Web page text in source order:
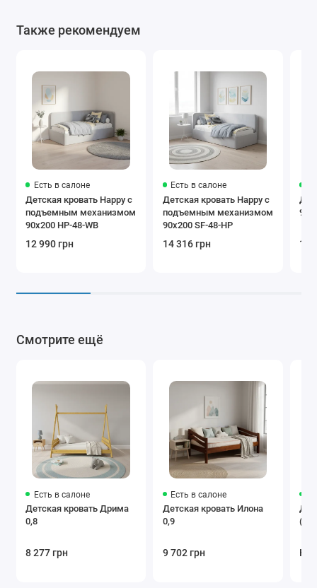
Также рекомендуем
Есть в салоне
Детская кровать Happy с
подъемным механизмом
90x200 HP-48-WB
12 990 грн
Есть в салоне
Детская кровать Happy с
подъемным механизмом
90x200 SF-48-HP
14 316 грн 12
Смотрите ещё
Есть в салоне
Детская кровать Дрима
0,8
8 277 грн
Есть в салоне
Детская кровать Илона
0,9
9 702 грн
(ш)